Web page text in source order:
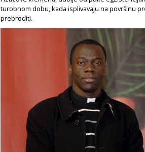
turobnom dobu, kada isplivavaju na površinu
prebroditi.